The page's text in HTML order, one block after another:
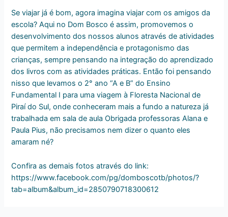
Se viajar já é bom, agora imagina viajar com os amigos da
escola? Aqui no Dom Bosco é assim, promovemos o
desenvolvimento dos nossos alunos através de atividades
que permitem a independência e protagonismo das
crianças, sempre pensando na integração do aprendizado
dos livros com as atividades práticas. Então foi pensando
nisso que levamos o 2° ano “A e B” do Ensino
Fundamental I para uma viagem à Floresta Nacional de
Piraí do Sul, onde conheceram mais a fundo a natureza já
trabalhada em sala de aula Obrigada professoras Alana e
Paula Pius, não precisamos nem dizer o quanto eles
amaram né?
Confira as demais fotos através do link:
https://www.facebook.com/pg/domboscotb/photos/?
tab=album&album_id=2850790718300612